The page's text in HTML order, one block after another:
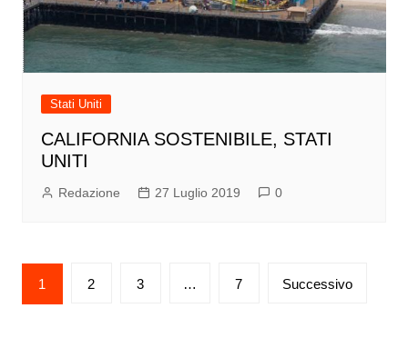
Stati Uniti
CALIFORNIA SOSTENIBILE, STATI
UNITI
Redazione 27 Luglio 2019 0
Paginazione
degli
1 2 3 … 7 Successivo